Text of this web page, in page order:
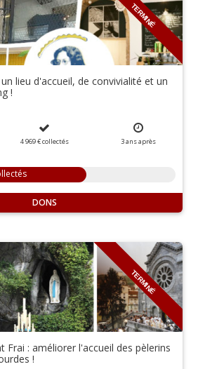
TERMINÉ
lieu d'accueil, de convivialité et un
!
4 969 €collectés 3ansaprès
DONS
TERMINÉ
Frai : améliorer l'accueil des pèlerins
!